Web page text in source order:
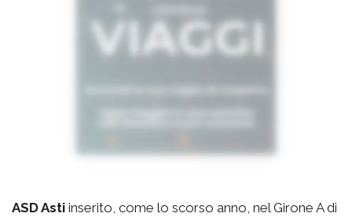
ASD Asti inserito, come lo scorso anno, nel Girone A di